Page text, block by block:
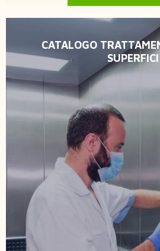
CATALOGO
SUPERFICI